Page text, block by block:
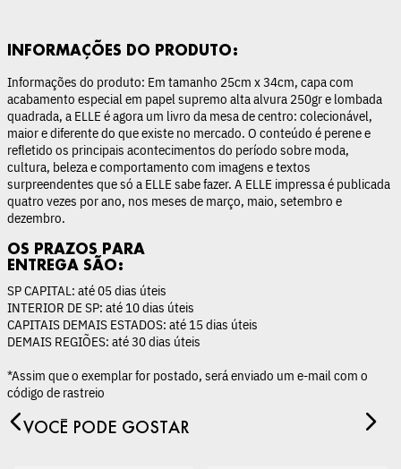
INFORMAÇÕES DO PRODUTO:
Informações do produto: Em tamanho 25cm x 34cm, capa com
acabamento especial em papel supremo alta alvura 250gr e lombada
quadrada, a ELLE é agora um livro da mesa de centro: colecionável,
maior e diferente do que existe no mercado. O conteúdo é perene e
refletido os principais acontecimentos do período sobre moda,
cultura, beleza e comportamento com imagens e textos
surpreendentes que só a ELLE sabe fazer. A ELLE impressa é publicada
quatro vezes por ano, nos meses de março, maio, setembro e
dezembro.
OS PRAZOS PARA
ENTREGA SÃO:
SP CAPITAL: até 05 dias úteis
INTERIOR DE SP: até 10 dias úteis
CAPITAIS DEMAIS ESTADOS: até 15 dias úteis
DEMAIS REGIÕES: até 30 dias úteis
*Assim que o exemplar for postado, será enviado um e-mail com o
código de rastreio
VOCÊ PODE GOSTAR